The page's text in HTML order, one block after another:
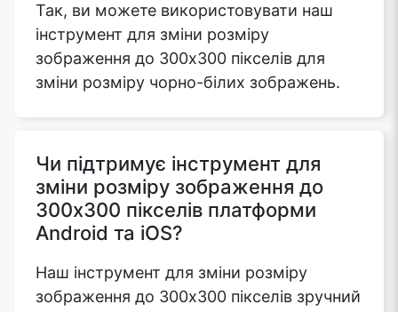
Так, ви можете використовувати наш
інструмент для зміни розміру
зображення до 300x300 пікселів для
зміни розміру чорно-білих зображень.
Чи підтримує інструмент для
зміни розміру зображення до
300x300 пікселів платформи
Android та iOS?
Наш інструмент для зміни розміру
зображення до 300x300 пікселів зручний